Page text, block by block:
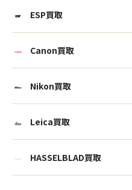
ESP買取
Canon買取
Nikon買取
Leica買取
HASSELBLAD買取